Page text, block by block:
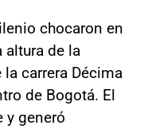
chocaron en
altura de la
carrera Décima
de Bogotá. El
y generó